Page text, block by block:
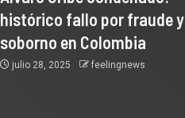
histórico fallo por fraude y
soborno en Colombia
julio 28, 2025 feelingnews